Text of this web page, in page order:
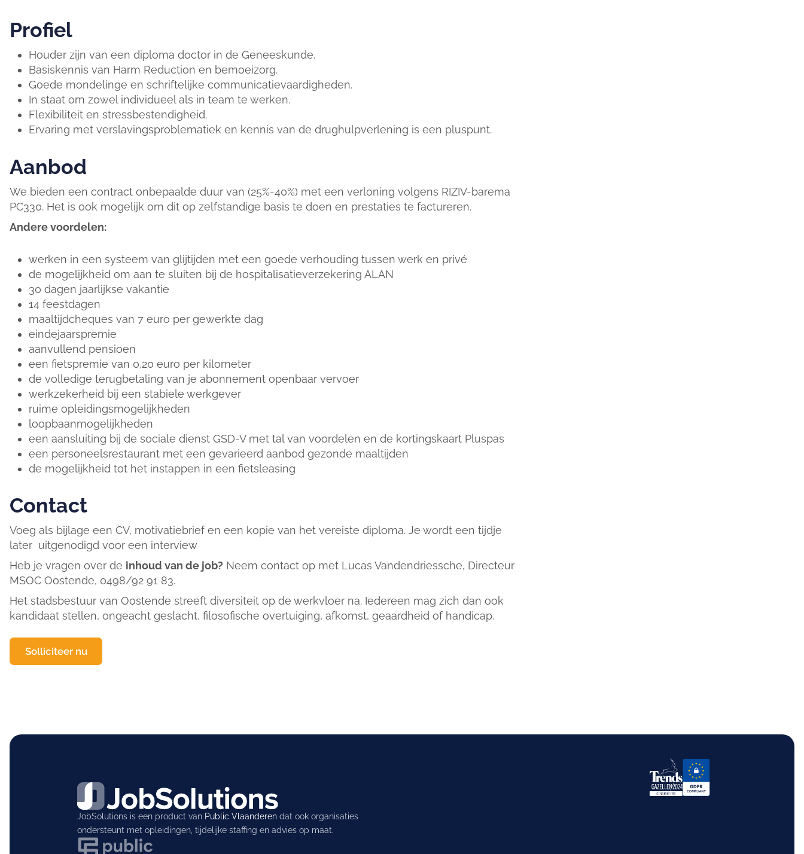
Profiel
Houder zijn van een diploma doctor in de Geneeskunde.
Basiskennis van Harm Reduction en bemoeizorg.
Goede mondelinge en schriftelijke communicatievaardigheden.
In staat om zowel individueel als in team te werken.
Flexibiliteit en stressbestendigheid.
Ervaring met verslavingsproblematiek en kennis van de drughulpverlening is een pluspunt.
Aanbod
We bieden een contract onbepaalde duur van (25%-40%) met een verloning volgens RIZIV-barema
PC330. Het is ook mogelijk om dit op zelfstandige basis te doen en prestaties te factureren.
Andere voordelen:
werken in een systeem van glijtijden met een goede verhouding tussen werk en privé
de mogelijkheid om aan te sluiten bij de hospitalisatieverzekering ALAN
30 dagen jaarlijkse vakantie
14 feestdagen
maaltijdcheques van 7 euro per gewerkte dag
eindejaarspremie
aanvullend pensioen
een fietspremie van 0,20 euro per kilometer
de volledige terugbetaling van je abonnement openbaar vervoer
werkzekerheid bij een stabiele werkgever
ruime opleidingsmogelijkheden
loopbaanmogelijkheden
een aansluiting bij de sociale dienst GSD-V met tal van voordelen en de kortingskaart Pluspas
een personeelsrestaurant met een gevarieerd aanbod gezonde maaltijden
de mogelijkheid tot het instappen in een fietsleasing
Contact
Voeg als bijlage een CV, motivatiebrief en een kopie van het vereiste diploma. Je wordt een tijdje
later uitgenodigd voor een interview
Heb je vragen over de inhoud van de job? Neem contact op met Lucas Vandendriessche, Directeur
MSOC Oostende, 0498/92 91 83.
Het stadsbestuur van Oostende streeft diversiteit op de werkvloer na. Iedereen mag zich dan ook
kandidaat stellen, ongeacht geslacht, filosofische overtuiging, afkomst, geaardheid of handicap.
Solliciteer nu
JobSolutions is een product van Public Vlaanderendat ook organisaties
ondersteunt met opleidingen, tijdelijke staffing en advies op maat.